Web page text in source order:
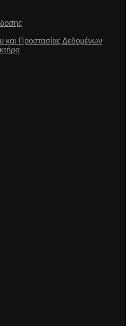
και Προστασίας Δεδομένων